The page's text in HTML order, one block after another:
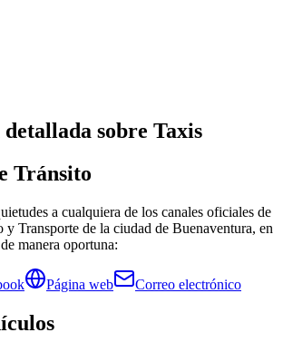
sobre Taxis
Tránsito
a cualquiera de los canales oficiales de
y Transporte de la ciudad de Buenaventura, en
manera oportuna:
Página web Correo electrónico